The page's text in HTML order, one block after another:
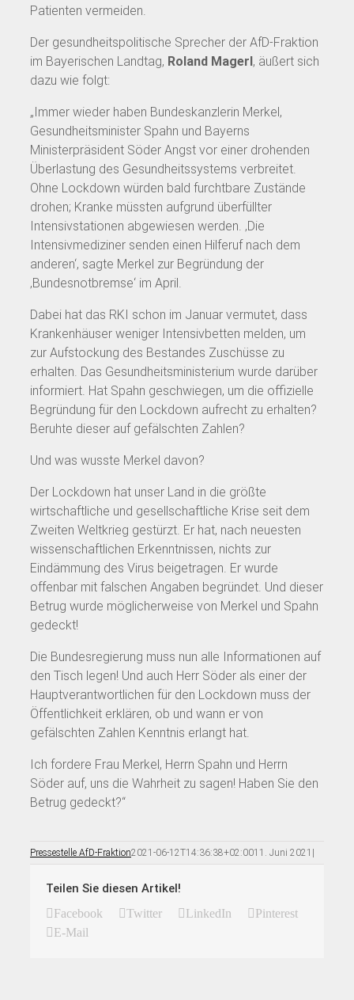
Patienten vermeiden.
Der gesundheitspolitische Sprecher der AfD-Fraktion
im Bayerischen Landtag, Roland Magerl, äußert sich
dazu wie folgt:
„Immer wieder haben Bundeskanzlerin Merkel,
Gesundheitsminister Spahn und Bayerns
Ministerpräsident Söder Angst vor einer drohenden
Überlastung des Gesundheitssystems verbreitet.
Ohne Lockdown würden bald furchtbare Zustände
drohen; Kranke müssten aufgrund überfüllter
Intensivstationen abgewiesen werden. ‚Die
Intensivmediziner senden einen Hilferuf nach dem
anderen‘, sagte Merkel zur Begründung der
‚Bundesnotbremse‘ im April.
Dabei hat das RKI schon im Januar vermutet, dass
Krankenhäuser weniger Intensivbetten melden, um
zur Aufstockung des Bestandes Zuschüsse zu
erhalten. Das Gesundheitsministerium wurde darüber
informiert. Hat Spahn geschwiegen, um die offizielle
Begründung für den Lockdown aufrecht zu erhalten?
Beruhte dieser auf gefälschten Zahlen?
Und was wusste Merkel davon?
Der Lockdown hat unser Land in die größte
wirtschaftliche und gesellschaftliche Krise seit dem
Zweiten Weltkrieg gestürzt. Er hat, nach neuesten
wissenschaftlichen Erkenntnissen, nichts zur
Eindämmung des Virus beigetragen. Er wurde
offenbar mit falschen Angaben begründet. Und dieser
Betrug wurde möglicherweise von Merkel und Spahn
gedeckt!
Die Bundesregierung muss nun alle Informationen auf
den Tisch legen! Und auch Herr Söder als einer der
Hauptverantwortlichen für den Lockdown muss der
Öffentlichkeit erklären, ob und wann er von
gefälschten Zahlen Kenntnis erlangt hat.
Ich fordere Frau Merkel, Herrn Spahn und Herrn
Söder auf, uns die Wahrheit zu sagen! Haben Sie den
Betrug gedeckt?“
Pressestelle AfD-Fraktion2021-06-12T14:36:38+02:0011. Juni 2021 |
Teilen Sie diesen Artikel!
Facebook Twitter LinkedIn
Pinterest
E-Mail